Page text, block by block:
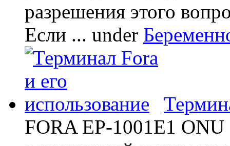
разрешения этого
Если ... under
FORA EP-1001E1 ONU